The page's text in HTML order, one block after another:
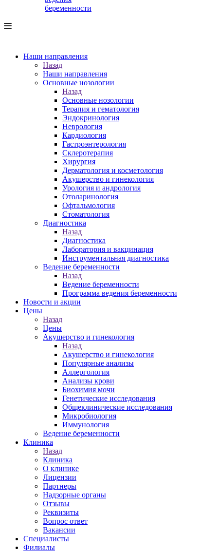
беременности
Наши направления
Назад
Наши направления
Основные нозологии
Назад
Основные нозологии
Терапия и гематология
Эндокринология
Неврология
Кардиология
Гастроэнтерология
Склеротерапия
Хирургия
Дерматология и косметология
Акушерство и гинекология
Урология и андрология
Отоларинология
Офтальмология
Стоматология
Диагностика
Назад
Диагностика
Лаборатория и вакцинация
Инструментальная диагностика
Ведение беременности
Назад
Ведение беременности
Программа ведения беременности
Новости и акции
Цены
Назад
Цены
Акушерство и гинекология
Назад
Акушерство и гинекология
Популярные анализы
Аллергология
Анализы крови
Биохимия мочи
Генетические исследования
Общеклинические исследования
Микробиология
Иммунология
Ведение беременности
Клиника
Назад
Клиника
О клинике
Лицензии
Партнеры
Надзорные органы
Отзывы
Реквизиты
Вопрос ответ
Вакансии
Специалисты
Филиалы